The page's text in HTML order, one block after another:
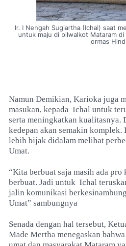
Ir. I Nengah Sugiartha (Ichal) saat
untuk maju di pilwalkot Mataram di
ormas
Namun Demikian, Karioka juga
masukan, kepada Ichal untuk
serta meningkatkan
kedepan akan semakin komplek.
lebih bijak didalam melihat
Umat.
“Kita berbuat saja masih ada
berbuat. Jadi untuk Ichal
jalin komunikasi
Umat” sambungnya
Senada dengan hal tersebut,
Made Mertha menegaskan